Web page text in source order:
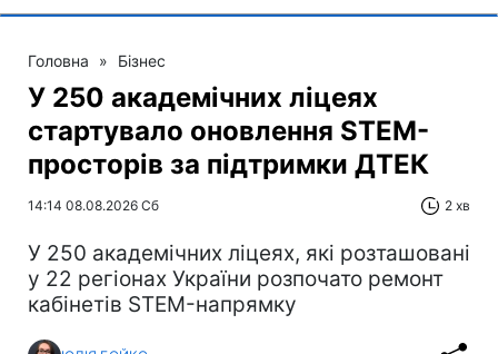
Головна » Бізнес
У 250 академічних ліцеях
стартувало оновлення STEM-
просторів за підтримки ДТЕК​‌
14:14 08.08.2026 Сб 2 хв
У 250 академічних ліцеях, які розташовані
у 22 регіонах України розпочато ремонт
кабінетів STEM-напрямку